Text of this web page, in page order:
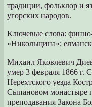
традиции, фольклор и
угорских народов.
Ключевые слова:
«Никольщина»;
Михаил Яковлевич Диев
умер 3 февраля 1866 г.
Нерехтского уезда
Сыпановом монастыре
преподавания Закона